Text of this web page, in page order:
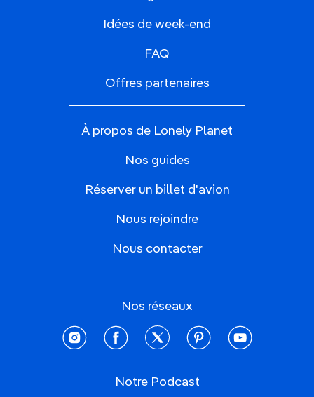
Idées de week-end
FAQ
Offres partenaires
À propos de Lonely Planet
Nos guides
Réserver un billet d'avion
Nous rejoindre
Nous contacter
Nos réseaux
instagramfacebooktwitter pinterestyoutube
Notre Podcast